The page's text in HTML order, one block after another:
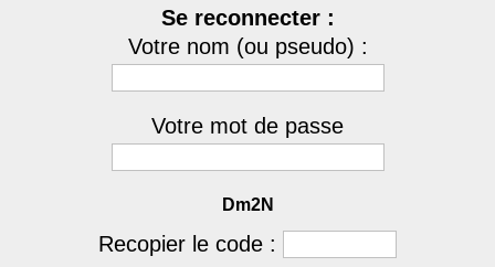
Se reconnecter :
Votre nom (ou pseudo) :
Votre mot de passe
Dm2N
Recopier le code :